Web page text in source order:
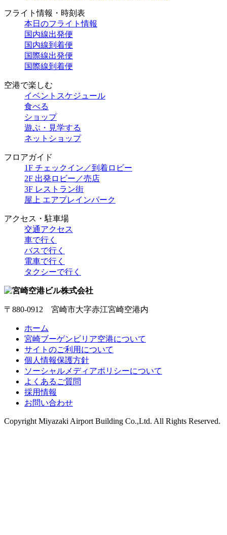
フライト情報・時刻表
本日のフライト情報
国内線出発便
国内線到着便
国際線出発便
国際線到着便
空港で楽しむ
イベントスケジュール
食べる
ショップ
遊ぶ・見学する
ネットショップ
フロアガイド
1F チェックイン／到着ロビー
2F 出発ロビー／売店
3F レストラン街
屋上 エアプレインパーク
アクセス・駐車場
交通アクセス
車で行く
バスで行く
電車で行く
タクシーで行く
〒880-0912 宮崎市大字赤江宮崎空港内
ホーム
宮崎ブーゲンビリア空港について
サイトのご利用について
個人情報保護方針
ソーシャルメディアポリシーについて
よくあるご質問
採用情報
お問い合わせ
Copyright Miyazaki Airport Building Co.,Ltd. All Rights Reserved.